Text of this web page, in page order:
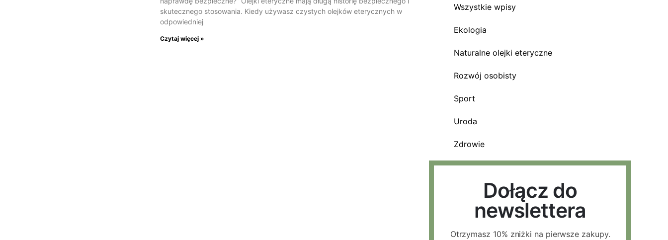
skutecznego stosowania. Kiedy używasz czystych olejków eterycznych w
odpowiedniej
Czytaj więcej »
Wszystkie wpisy
Ekologia
Naturalne olejki eteryczne
Rozwój osobisty
Sport
Uroda
Zdrowie
Dołącz do
newslettera
Otrzymasz 10% zniżki na pierwsze zakupy.